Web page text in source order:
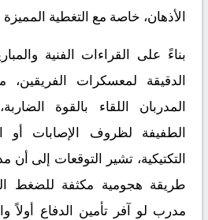
الأذهان، خاصة مع التغطية المميزة
بناءً على القراءات الفنية
الدقيقة لمعسكرات
المدربان اللقاء بالقوة
الطفيفة لظروف الإصابات أو
التكتيكية، تشير التوقعات إلى
طريقة هجومية مكثفة للضغط
مدرب لو آفر تأمين الدفاع أولاً